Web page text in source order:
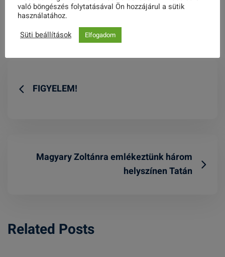
FIGYELEM!
Magyary Zoltánra emlékeztünk három
helyszínen Tatán
Related Posts
való böngészés folytatásával Ön hozzájárul a sütik
használatához.
Süti beállítások
Elfogadom